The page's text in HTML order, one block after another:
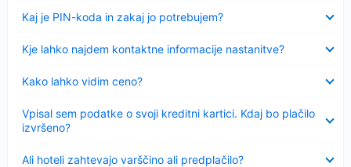
Kaj je PIN-koda in zakaj jo potrebujem?
Kje lahko najdem kontaktne informacije nastanitve?
Kako lahko vidim ceno?
Vpisal sem podatke o svoji kreditni kartici. Kdaj bo plačilo
izvršeno?
Ali hoteli zahtevajo varščino ali predplačilo?